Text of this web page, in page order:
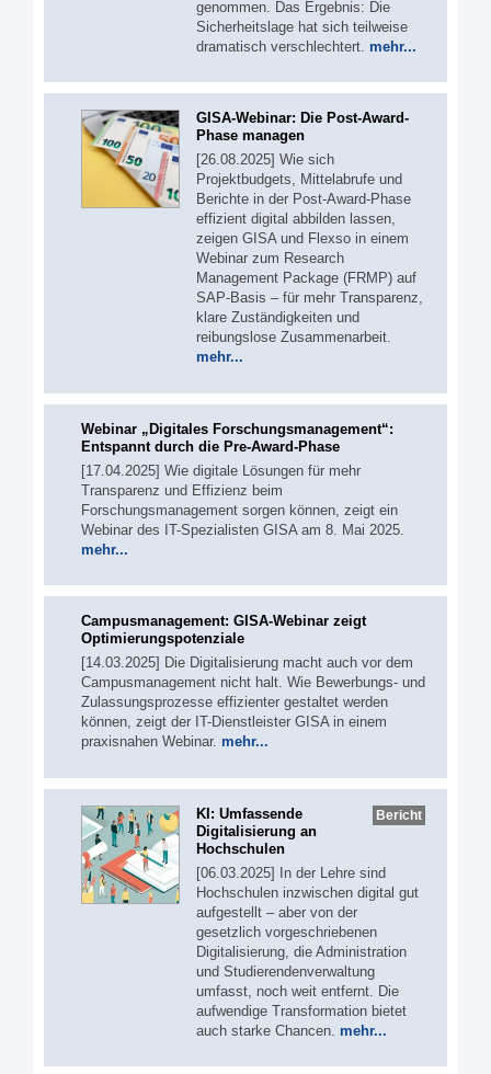
genommen. Das Ergebnis: Die
Sicherheitslage hat sich teilweise
dramatisch verschlechtert. mehr...
GISA-Webinar: Die Post-Award-
Phase managen
[26.08.2025] Wie sich
Projektbudgets, Mittelabrufe und
Berichte in der Post-Award-Phase
effizient digital abbilden lassen,
zeigen GISA und Flexso in einem
Webinar zum Research
Management Package (FRMP) auf
SAP-Basis – für mehr Transparenz,
klare Zuständigkeiten und
reibungslose Zusammenarbeit.
mehr...
Webinar „Digitales Forschungs­management“:
Entspannt durch die Pre-Award-Phase
[17.04.2025] Wie digitale Lösungen für mehr
Transparenz und Effizienz beim
Forschungsmanagement sorgen können, zeigt ein
Webinar des IT-Spezialisten GISA am 8. Mai 2025.
mehr...
Campusmanagement: GISA-Webinar zeigt
Optimierungspotenziale
[14.03.2025] Die Digitalisierung macht auch vor dem
Campusmanagement nicht halt. Wie Bewerbungs- und
Zulassungsprozesse effizienter gestaltet werden
können, zeigt der IT-Dienstleister GISA in einem
praxisnahen Webinar. mehr...
Bericht
KI: Umfassende
Digitalisierung an
Hochschulen
[06.03.2025] In der Lehre sind
Hochschulen inzwischen digital gut
aufgestellt – aber von der
gesetzlich vorgeschriebenen
Digitalisierung, die Administration
und Studierendenverwaltung
umfasst, noch weit entfernt. Die
aufwendige Transformation bietet
auch starke Chancen. mehr...